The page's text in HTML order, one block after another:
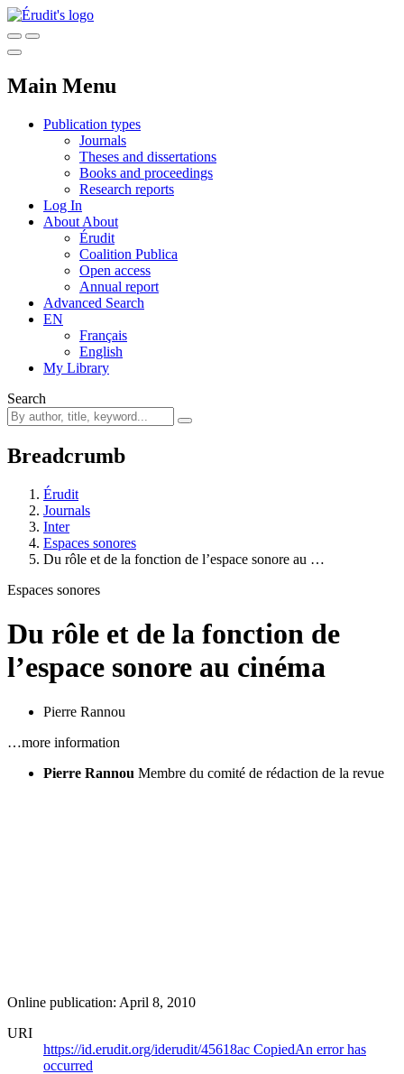
Main Menu
Publication types
Journals
Theses and dissertations
Books and proceedings
Research reports
Log In
About About
Érudit
Coalition Publica
Open access
Annual report
Advanced Search
EN
Français
English
My Library
Search
Breadcrumb
Érudit
Journals
Inter
Espaces sonores
Du rôle et de la fonction de l’espace sonore au …
Espaces sonores
Du rôle et de la fonction de
l’espace sonore au cinéma
Pierre Rannou
…more information
Pierre Rannou Membre du comité de rédaction de la revue
Online publication: April 8, 2010
URI
https://id.erudit.org/iderudit/45618ac CopiedAn error has
occurred